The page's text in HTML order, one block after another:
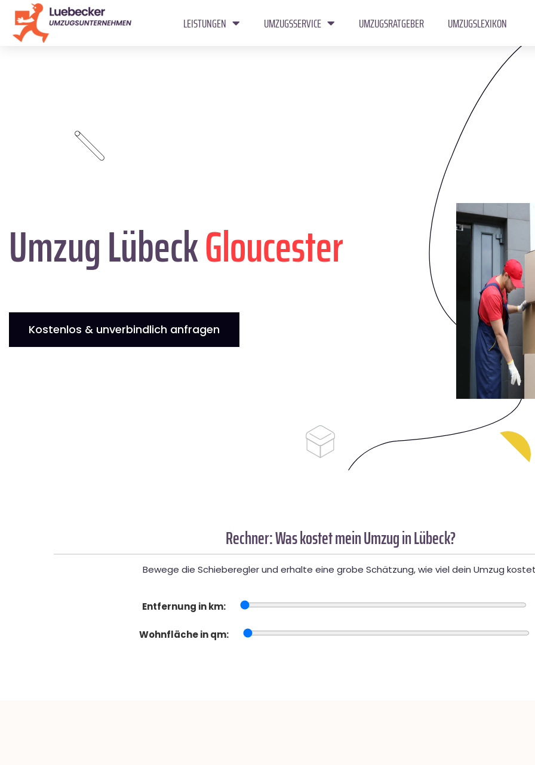
LEISTUNGEN UMZUGSSERVICE UMZUGSRATGEBER UMZUGSLEXIKON
Umzug LübeckGloucester
Kostenlos & unverbindlich anfragen
Rechner: Was kostet mein Umzug in Lübeck?
Bewege die Schieberegler und erhalte eine grobe Schätzung, wie viel dein Umzug
Entfernung in km:
Wohnfläche in qm: